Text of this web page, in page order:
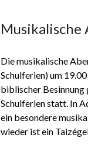
Musikalische
Die musikalische
Schulferien) um
biblischer Besinnung
Schulferien statt. In
ein besondere
wieder ist ein